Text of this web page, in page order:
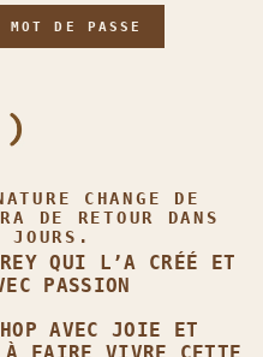
DE PASSE
CHANGE DE
DE RETOUR DANS
JOURS.
QUI L’A CRÉÉ ET
PASSION
AVEC JOIE ET